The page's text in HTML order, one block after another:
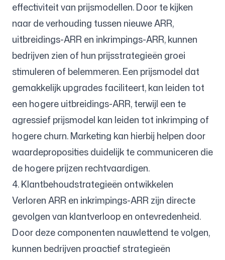
effectiviteit van prijsmodellen. Door te kijken
naar de verhouding tussen nieuwe ARR,
uitbreidings-ARR en inkrimpings-ARR, kunnen
bedrijven zien of hun prijsstrategieën groei
stimuleren of belemmeren. Een prijsmodel dat
gemakkelijk upgrades faciliteert, kan leiden tot
een hogere uitbreidings-ARR, terwijl een te
agressief prijsmodel kan leiden tot inkrimping of
hogere churn. Marketing kan hierbij helpen door
waardeproposities duidelijk te communiceren die
de hogere prijzen rechtvaardigen.
4. Klantbehoudstrategieën ontwikkelen
Verloren ARR en inkrimpings-ARR zijn directe
gevolgen van klantverloop en ontevredenheid.
Door deze componenten nauwlettend te volgen,
kunnen bedrijven proactief strategieën